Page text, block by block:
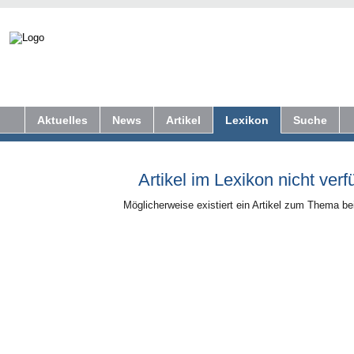
Aktuelles News Artikel Lexikon Suche
Artikel im Lexikon nicht
Möglicherweise existiert ein Artikel zum Thema